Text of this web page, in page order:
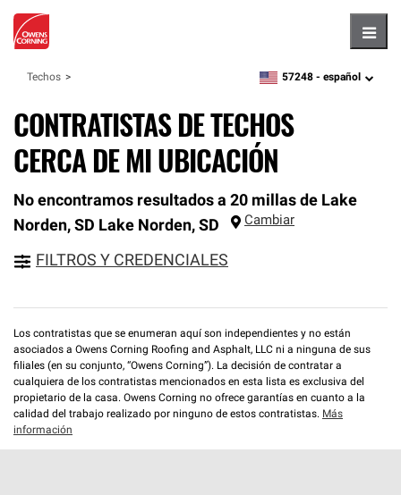
Techos zipcode,language
57248 - español
CONTRATISTAS DE TECHOS
CERCA DE MI UBICACIÓN
No encontramos resultados a 20 millas de Lake
Norden, SD Lake Norden, SD Cambiar
FILTROS Y CREDENCIALES
Los contratistas que se enumeran aquí son independientes y no están
asociados a Owens Corning Roofing and Asphalt, LLC ni a ninguna de sus
filiales (en su conjunto, “Owens Corning”). La decisión de contratar a
cualquiera de los contratistas mencionados en esta lista es exclusiva del
propietario de la casa. Owens Corning no ofrece garantías en cuanto a la
calidad del trabajo realizado por ninguno de estos contratistas. Más
información